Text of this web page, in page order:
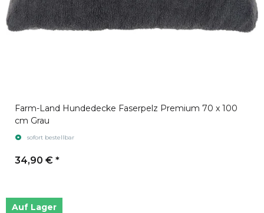
Farm-Land Hundedecke Faserpelz Premium 70 x 100
cm Grau
sofort bestellbar
34,90 € *
Auf Lager